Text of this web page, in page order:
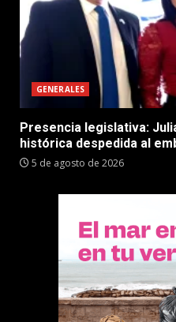
GENERALES
Presencia legislativa:
histórica despedida al
5 de agosto de 2026